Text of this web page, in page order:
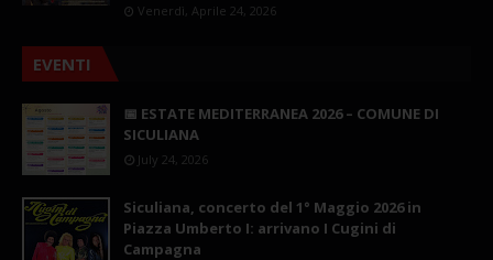
Venerdì, Aprile 24, 2026
EVENTI
📅 ESTATE MEDITERRANEA 2026 – COMUNE DI
SICULIANA
July 24, 2026
Siculiana, concerto del 1° Maggio 2026 in
Piazza Umberto I: arrivano I Cugini di
Campagna